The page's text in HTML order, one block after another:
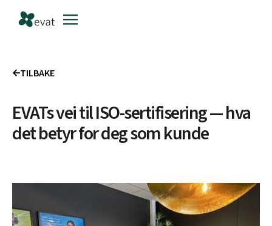
TILBAKE
EVATs vei til ISO-sertifisering — hva
det betyr for deg som kunde